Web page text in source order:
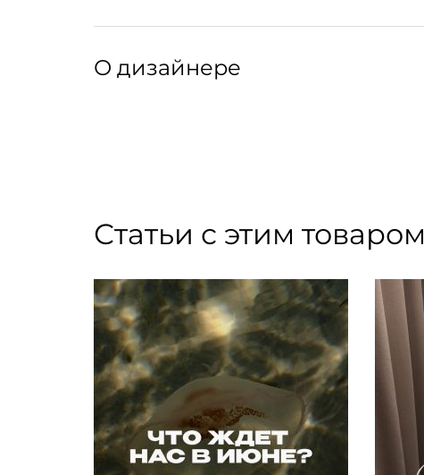
Язык: английский
Артикул производителя: AB1237
О дизайнере
Статьи с этим товаром